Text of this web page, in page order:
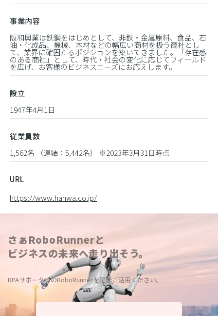
事業内容
阪和興業は鉄鋼をはじめとして、非鉄・金属原料、食品、石
油・化成品、機械、木材などの幅広い商材を扱う商社とし
て、業界に確固たるポジションを築いてきました。「存在感
のある商社」として、時代・社会の変化に応じてフィールド
を広げ、お客様のビジネスニーズにお応えします。
設立
1947年4月1日
従業員数
1,562名 （連結：5,442名） ※2023年3月31日時点
URL
https://www.hanwa.co.jp/
さぁRoboRunnerと
ビジネスの未来へ走り出そう。
RPAサポーターのRoboRunnerを是非ご活用ください。